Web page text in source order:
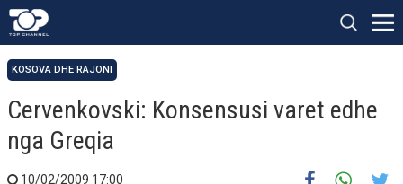
KOSOVA DHE RAJONI
Cervenkovski: Konsensusi varet edhe
nga Greqia
10/02/2009 17:00